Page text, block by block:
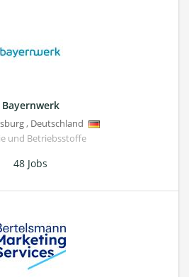
Bayernwerk
, Deutschland
und Betriebsstoffe
48 Jobs